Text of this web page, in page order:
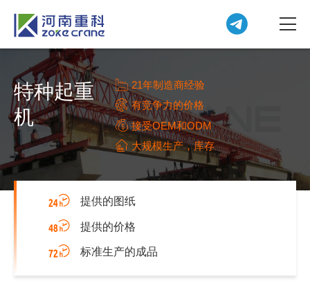
特种起重
机
21年制造商经验
有竞争力的价格
接受OEM和ODM
大规模生产，库存
提供的图纸
提供的价格
标准生产的成品